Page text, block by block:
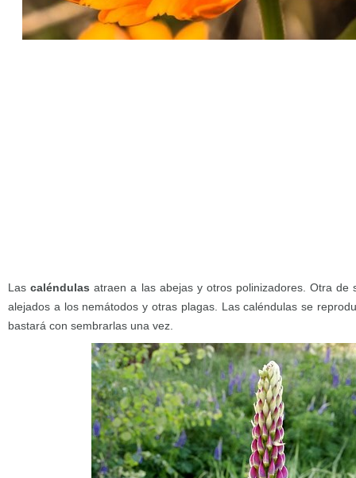
Las caléndulas atraen a las abejas y otros polinizadores. Otra de
alejados a los nemátodos y otras plagas. Las caléndulas se
bastará con sembrarlas una vez.